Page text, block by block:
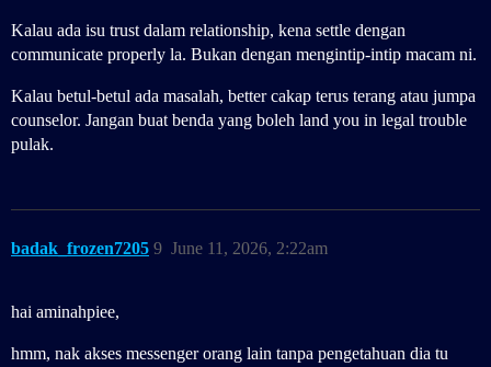
Kalau ada isu trust dalam relationship, kena settle dengan
communicate properly la. Bukan dengan mengintip-intip macam ni.
Kalau betul-betul ada masalah, better cakap terus terang atau jumpa
counselor. Jangan buat benda yang boleh land you in legal trouble
pulak.
badak_frozen7205 June 11, 2026, 2:22am
9
hai aminahpiee,
hmm, nak akses messenger orang lain tanpa pengetahuan dia tu